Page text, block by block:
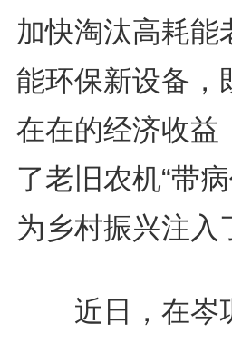
加快淘汰高耗能
能环保新设备，
在在的经济收益
了老旧农机“带
为乡村振兴注入
近日，在岑